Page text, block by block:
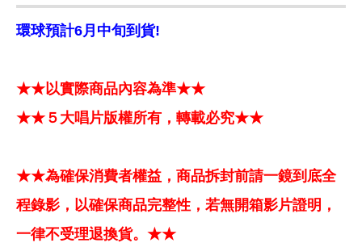
環球預計6月中旬到貨!
★★以實際商品內容為準★★
★★５大唱片版權所有，轉載必究★★
★★為確保消費者權益，商品拆封前請一鏡到底全
程錄影，以確保商品完整性，若無開箱影片證明，
一律不受理退換貨。★★